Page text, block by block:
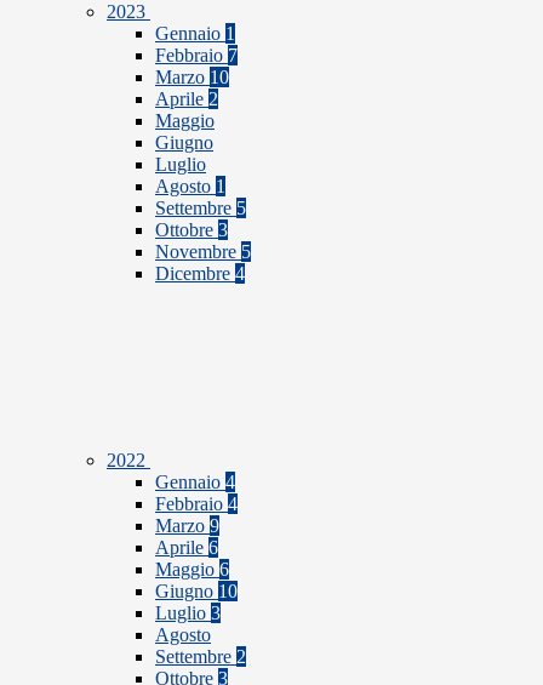
2023
Gennaio 1
Febbraio 7
Marzo 10
Aprile 2
Maggio
Giugno
Luglio
Agosto 1
Settembre 5
Ottobre 3
Novembre 5
Dicembre 4
2022
Gennaio 4
Febbraio 4
Marzo 9
Aprile 6
Maggio 6
Giugno 10
Luglio 3
Agosto
Settembre 2
Ottobre 3